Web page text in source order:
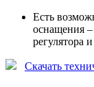
Есть
оснащения –
регулятора и
Скачать